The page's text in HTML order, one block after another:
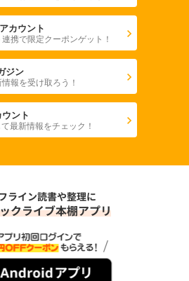
カウント
携で限定クーポンゲット！
ジン
報を受け取ろう！
ント
最新情報をチェック！